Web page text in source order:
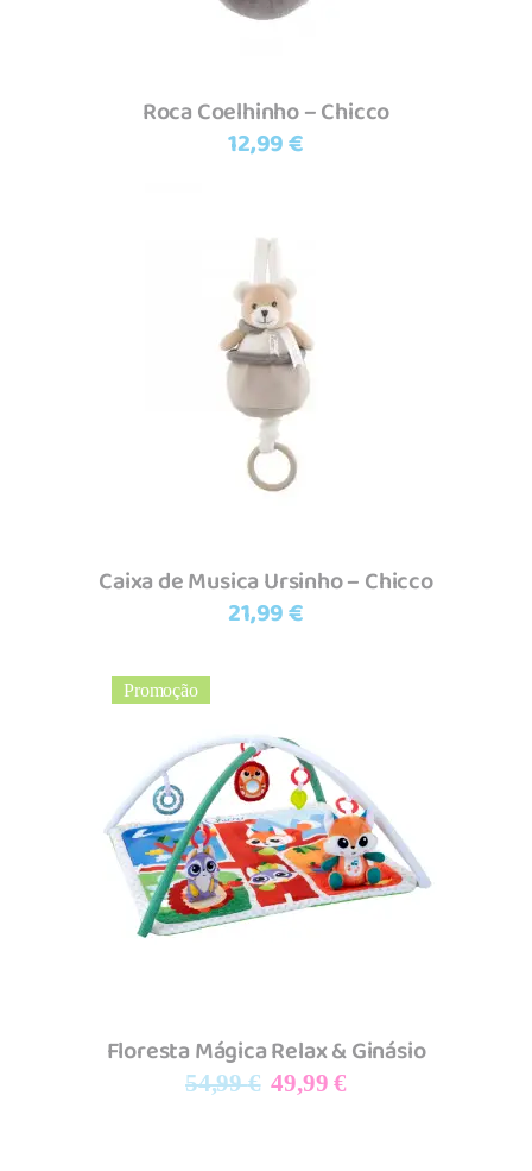
Roca Coelhinho – Chicco
12,99€
Adicionar
Caixa de Musica Ursinho – Chicco
21,99€
Promoção
Adicionar
Floresta Mágica Relax & Ginásio
54,99€ O
49,99€O